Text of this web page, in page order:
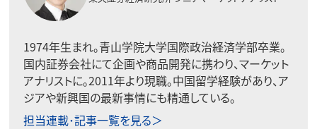
1974年生まれ。青山学院大学国際政治経済学部卒業。
国内証券会社にて企画や商品開発に携わり、マーケット
アナリストに。2011年より現職。中国留学経験があり、ア
ジアや新興国の最新事情にも精通している。
担当連載･記事一覧を見る＞